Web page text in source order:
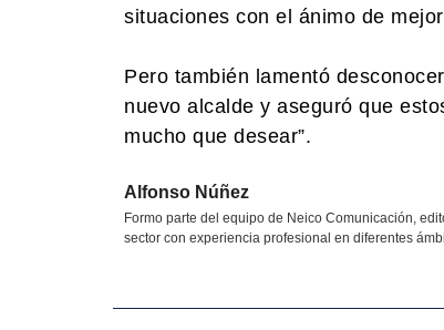
situaciones con el ánimo de
Pero también lamentó
nuevo alcalde y aseguró que
mucho que desear”.
Alfonso Núñez
Formo parte del equipo de Neico Comunicación,
sector con experiencia profesional en diferentes